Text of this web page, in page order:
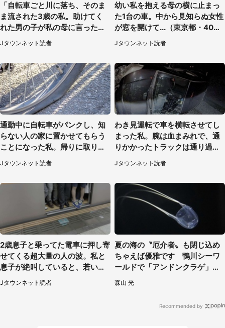
「自転車ごと川に落ち、そのま
ま流された3歳の私。助けてく
れた男の子が私の母に言ったの
は...」（千葉県・20代女性）
Jタウンネット読者
幼い私を抱える母の横に止まっ
た1台の車。中から見知らぬ女性
が窓を開けて...（東京都・40代
男性）
Jタウンネット読者
通勤中に自転車がパンクし、知
らない人の家に置かせてもらう
ことになった私。帰りに取りに
行くと、なんと...（東京都・40
代女性）
Jタウンネット読者
わき見運転で車を横転させてし
まった私。腕は血まみれで、通
りかかったトラックは通り過ぎ
ていき...（福岡県・30代女性）
Jタウンネット読者
2歳息子と乗ってた電車に押し寄
せてくる超大量の人の波。私と
息子が絶叫していると、若いカ
ップルの乗客が...（東京都・60
代女性）
Jタウンネット読者
夏の海の〝厄介者〟も閉じ込め
ちゃえば優雅です 鴨川シーワ
ールドで「アンドンクラゲ」期
間限定展示【7／29～】
森山 光
Recommended by